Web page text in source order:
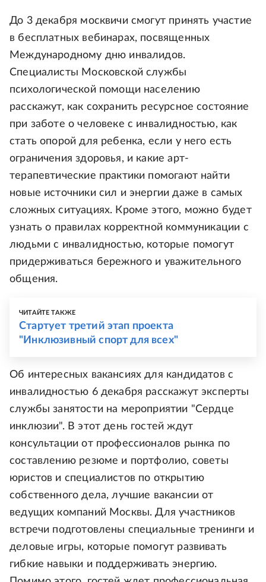
До 3 декабря москвичи смогут принять участие
в бесплатных вебинарах, посвященных
Международному дню инвалидов.
Специалисты Московской службы
психологической помощи населению
расскажут, как сохранить ресурсное состояние
при заботе о человеке с инвалидностью, как
стать опорой для ребенка, если у него есть
ограничения здоровья, и какие арт-
терапевтические практики помогают найти
новые источники сил и энергии даже в самых
сложных ситуациях. Кроме этого, можно будет
узнать о правилах корректной коммуникации с
людьми с инвалидностью, которые помогут
придерживаться бережного и уважительного
общения.
ЧИТАЙТЕ ТАКЖЕ
Стартует третий этап проекта
"Инклюзивный спорт для всех"
Об интересных вакансиях для кандидатов с
инвалидностью 6 декабря расскажут эксперты
службы занятости на мероприятии "Сердце
инклюзии". В этот день гостей ждут
консультации от профессионалов рынка по
составлению резюме и портфолио, советы
юристов и специалистов по открытию
собственного дела, лучшие вакансии от
ведущих компаний Москвы. Для участников
встречи подготовлены специальные тренинги и
деловые игры, которые помогут развивать
гибкие навыки и поддерживать энергию.